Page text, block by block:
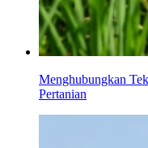
Menghubungkan
Pertanian